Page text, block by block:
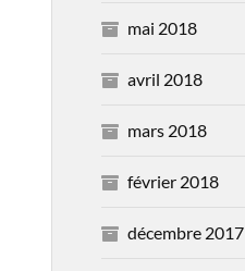
mai 2018
avril 2018
mars 2018
février 2018
décembre 2017